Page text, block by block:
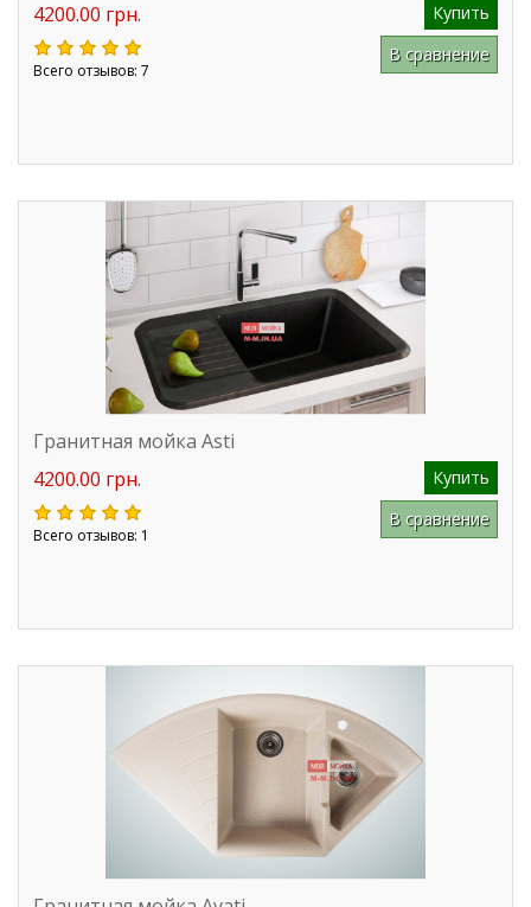
4200.00 грн.
Купить
Всего отзывов: 7
В сравнение
Гранитная мойка Asti
4200.00 грн.
Купить
Всего отзывов: 1
В сравнение